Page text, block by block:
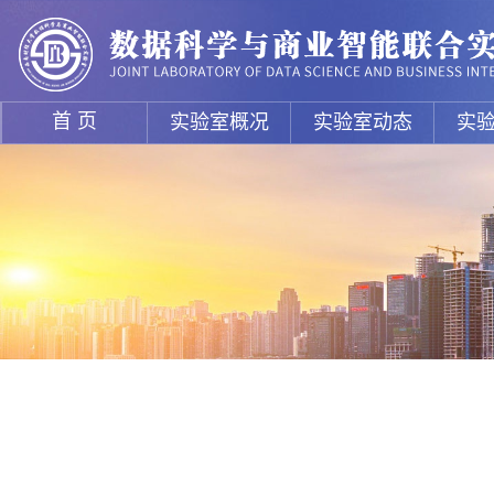
首 页 实验室概况 实验室动态 实